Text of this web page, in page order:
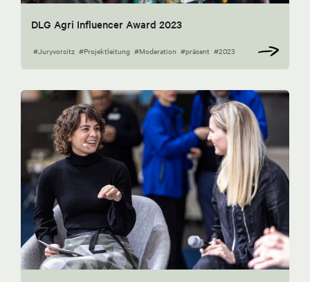
DLG Agri Influencer Award 2023
#Juryvorsitz #Projektleitung #Moderation #präsent #2023